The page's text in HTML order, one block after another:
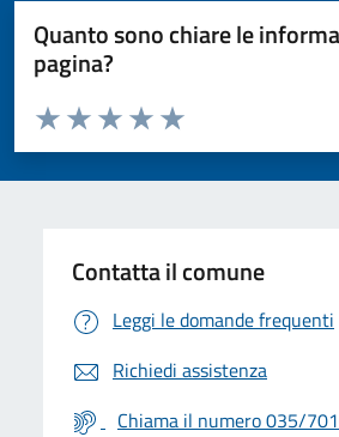
Quanto sono chiare le
pagina?
Valuta da 1 a 5 stelle la pagina
Valuta 5 stelle su 5
Valuta 4 stelle su 5
Valuta 3 stelle su 5
Valuta 2 stelle su 5
Valuta 1 stelle su 5
Contatta il comune
Leggi le domande frequenti
Richiedi assistenza
Chiama il numero 035/